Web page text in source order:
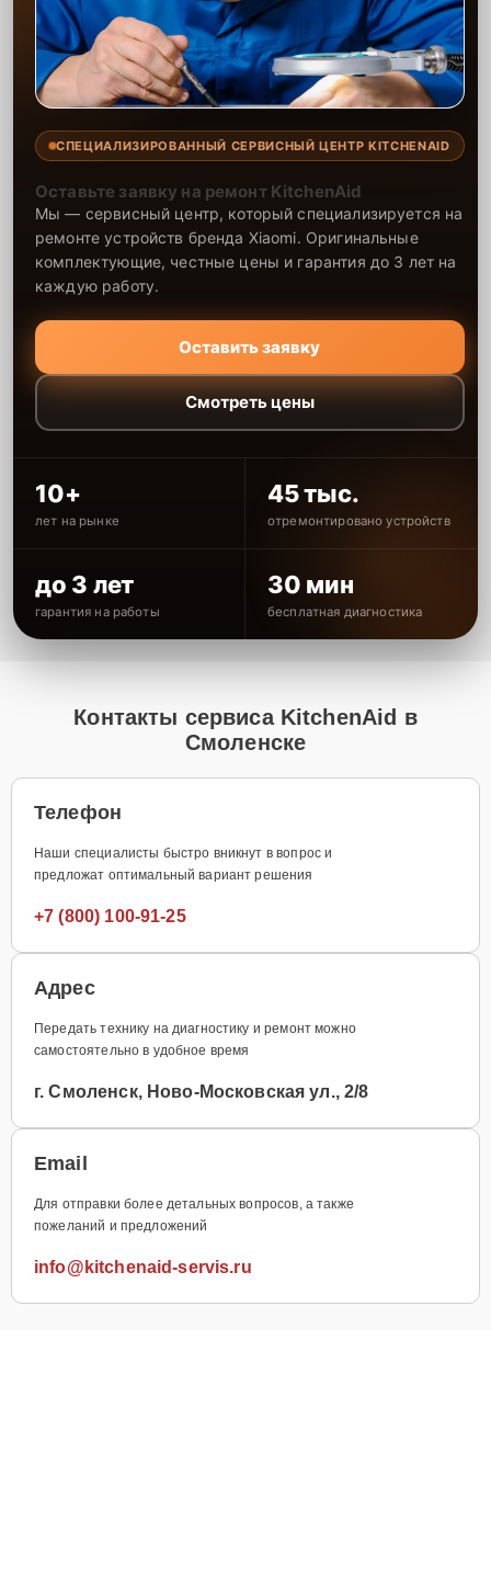
СПЕЦИАЛИЗИРОВАННЫЙ СЕРВИСНЫЙ ЦЕНТР KITCHENAID
Оставьте заявку на ремонт KitchenAid
Мы — сервисный центр, который специализируется на
ремонте устройств бренда Xiaomi. Оригинальные
комплектующие, честные цены и гарантия до 3 лет на
каждую работу.
Оставить заявку
Смотреть цены
10+
лет на рынке
45 тыс.
отремонтировано устройств
до 3 лет
гарантия на работы
30 мин
бесплатная диагностика
Контакты сервиса KitchenAid в
Смоленске
Телефон
Наши специалисты быстро вникнут в вопрос и
предложат оптимальный вариант решения
+7 (800) 100-91-25
Адрес
Передать технику на диагностику и ремонт можно
самостоятельно в удобное время
г. Смоленск, Ново-Московская ул., 2/8
Email
Для отправки более детальных вопросов, а также
пожеланий и предложений
info@kitchenaid-servis.ru